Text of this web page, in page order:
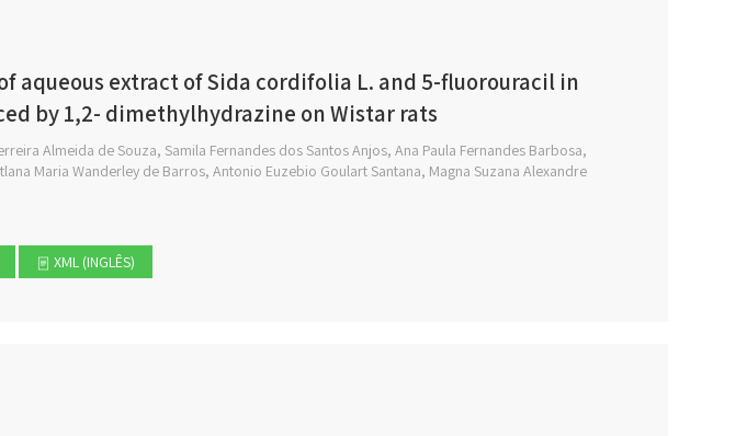
aqueous extract of Sida cordifolia L. and 5-fluorouracil in
by 1,2- dimethylhydrazine on Wistar rats
Almeida de Souza, Samila Fernandes dos Santos Anjos, Ana Paula Fernandes Barbosa,
Maria Wanderley de Barros, Antonio Euzebio Goulart Santana, Magna Suzana Alexandre
XML (INGLÊS)